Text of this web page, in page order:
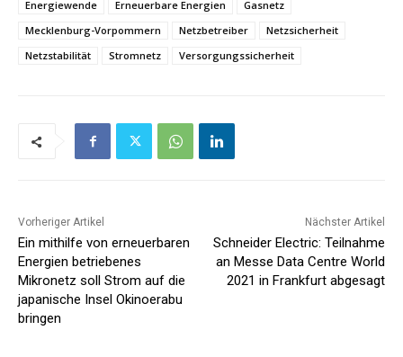
Energiewende Erneuerbare Energien
Gasnetz
Mecklenburg-Vorpommern
Netzbetreiber
Netzsicherheit
Netzstabilität
Stromnetz Versorgungssicherheit
Vorheriger Artikel
Ein mithilfe von erneuerbaren
Energien betriebenes
Mikronetz soll Strom auf die
japanische Insel Okinoerabu
bringen
Nächster Artikel
Schneider Electric: Teilnahme
an Messe Data Centre World
2021 in Frankfurt abgesagt